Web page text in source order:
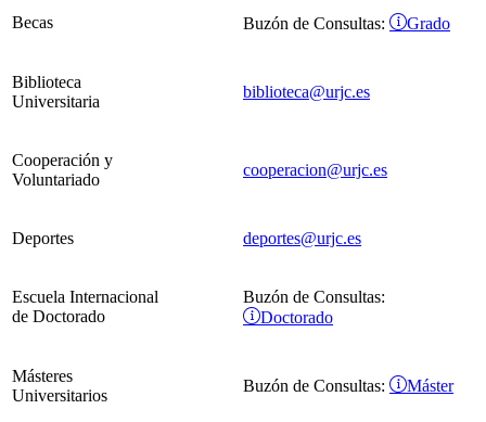
Becas Buzón de Consultas: Grado
Biblioteca
Universitaria
biblioteca@urjc.es
Cooperación y
Voluntariado
cooperacion@urjc.es
Deportes deportes@urjc.es
Escuela Internacional
de Doctorado
Buzón de Consultas:
Doctorado
Másteres
Universitarios
Buzón de Consultas: Máster